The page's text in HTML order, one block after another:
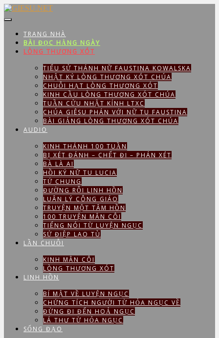
Skip
to
TRANG NHÀ
BÀI ĐỌC HẰNG NGÀY
LÒNG THƯƠNG XÓT
TIỂU SỬ THÁNH NỮ FAUSTINA KOWALSKA
NHẬT KÝ LÒNG THƯƠNG XÓT CHÚA
CHUỖI HẠT LÒNG THƯƠNG XÓT
KINH CẦU LÒNG THƯƠNG XÓT CHÚA
TUẦN CỬU NHẬT KÍNH LTXC
CHÚA GIÊSU PHÁN VỚI NỮ TU FAUSTINA
BÀI GIẢNG LÒNG THƯƠNG XÓT CHÚA
AUDIO
KINH THÁNH 100 TUẦN
BỊ XÉT ĐÁNH – CHẾT ĐI – PHÁN XÉT
BÀ LÀ AI
HỒI KÝ NỮ TU LUCIA
TỨ CHUNG
ĐƯỜNG RỖI LINH HỒN
LUÂN LÝ CÔNG GIÁO
TRUYỆN MỘT TÂM HỒN
100 TRUYỆN MÂN CÔI
TIẾNG NÓI TỪ LUYỆN NGỤC
SỨ ĐIỆP LAO TÙ
LẦN CHUỖI
KINH MÂN CÔI
LÒNG THƯƠNG XÓT
LINH HỒN
BÍ MẬT VỀ LUYỆN NGỤC
CHỨNG TÍCH NGƯỜI TỪ HỎA NGỤC VỀ
ĐỪNG ĐI ĐẾN HOẢ NGỤC
LÁ THƯ TỪ HỎA NGỤC
SỐNG ĐẠO